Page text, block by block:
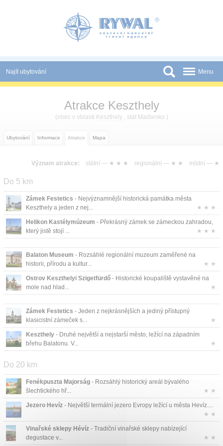
Najít ubytování
Státy
Tištěné katalogy
Kontakt
Menu
Atrakce Keszthely
(obec v oblasti Keszthely, stát Maďarsko )
Ubytování Informace Atrakce Mapa
Význam atrakce: státní — ★ ★ ★ regionální — ★ ★ místní — ★
Do 5 km
Zámek Festetics - Nejvýznamnější historická památka města
Keszthely a jeden z nej...
★ ★ ★
Helikon Kastélymúzeum - Překrásný zámek se zámeckou zahradou,
který jistě stojí ...
★ ★ ★
Balaton Museum - Rozsáhlé regionální muzeum zaměřené na
historii, přírodu a kultur...
★ ★
Ostrov Keszthelyi Szigetfürdő - Historické koupaliště vystavěné na
mole nad hlad...
★
Zámek Festetics - Jeden z nejkrásnějších a jediný přístupný
klasicistní zámeček s...
★
Keszthely - Druhé největší a nejstarší město, ležící na západním
břehu Balatonu. V...
★
Do 20 km
Fenékpuszta Majorság - Rozsáhlý historický areál bývalého
šlechtického hř...
★ ★
Jezero Hevíz - Největší termální jezero Evropy ležící u města Hevíz....
★ ★
Vinařské sklepy Hévíz - Tradiční vinařské sklepy nabízející
degustace v...
★ ★